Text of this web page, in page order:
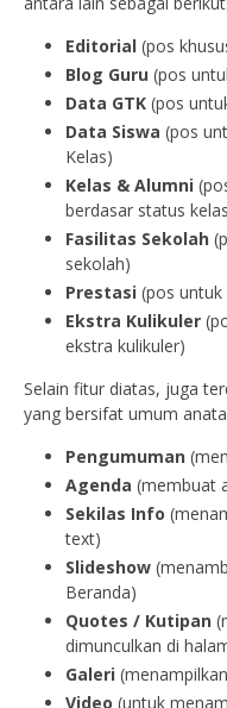
Editorial (pos
Blog Guru (pos
Data GTK (pos
Data Siswa (pos
Kelas)
Kelas & Alumni
berdasar status
Fasilitas Sekolah
sekolah)
Prestasi (pos
Ekstra Kulikuler
ekstra kulikuler)
Selain fitur diatas, juga
yang bersifat umum
Pengumuman
Agenda (membuat
Sekilas Info
text)
Slideshow
Beranda)
Quotes / Kutipan
dimunculkan di
Galeri
Video (untuk